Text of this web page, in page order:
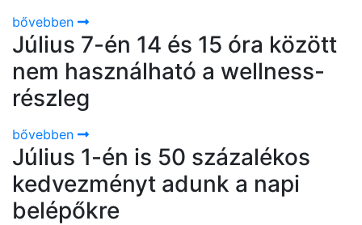
bővebben
Július 7-én 14 és 15 óra között
nem használható a wellness-
részleg
bővebben
Július 1-én is 50 százalékos
kedvezményt adunk a napi
belépőkre